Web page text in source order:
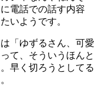
電話での話す内容
いようです。
「ゆずるさん、可愛
て、そういうほんと
早く切ろうとしてる